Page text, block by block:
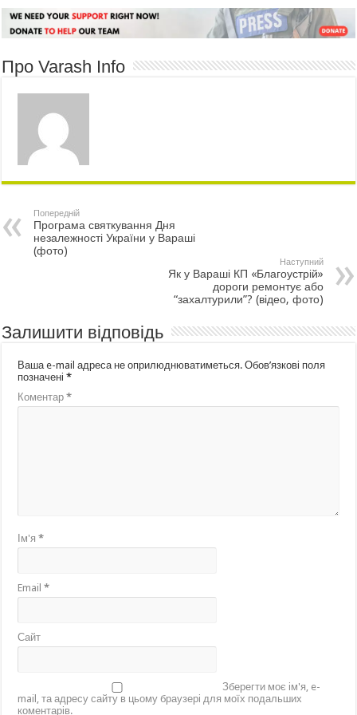
Про Varash Info
Попередній
Програма святкування Дня
незалежності України у Вараші
(фото)
Наступний
Як у Вараші КП «Благоустрій»
дороги ремонтує або
“захалтурили”? (відео, фото)
Залишити відповідь
Ваша e-mail адреса не оприлюднюватиметься. Обов’язкові поля
позначені*
Коментар*
Ім'я*
Email*
Сайт
Зберегти моє ім'я, e-
mail, та адресу сайту в цьому браузері для моїх подальших
коментарів.